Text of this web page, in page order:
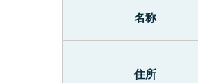
名称
住所